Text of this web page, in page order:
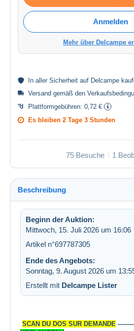
Anmelden
Mehr über Delcampe
In aller Sicherheit auf Delcampe
Versand gemäß den
Plattformgebühren: 0,72 €
Es bleiben 2 Tage 3 Stunden
75 Besuche 1
Beschreibung
Beginn der Auktion:
Mittwoch, 15. Juli 2026 um 16:06
Artikel n°697787305
Ende des Angebots:
Sonntag, 9. August 2026 um
Erstellt mit Delcampe Lister
SCAN DU DOS SUR DEMANDE